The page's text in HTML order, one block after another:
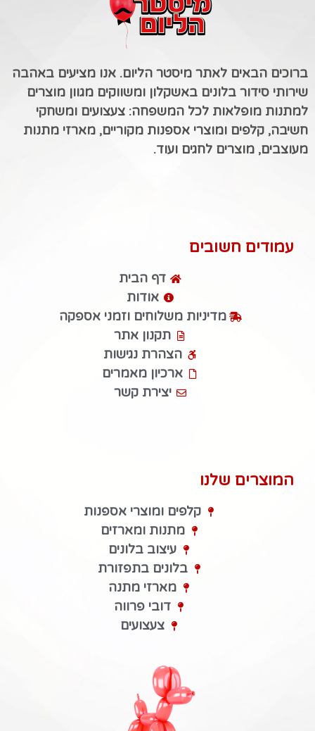
ברוכים הבאים לאתר מיסטר הליום. אנו מציעים באהבה
שירותי סידור בלונים באשקלון ומשווקים מגוון מוצרים
למתנות מופלאות לכל המשפחה: צעצועים ומשחקי
חשיבה, קלפים ומוצרי אספנות מקוריים, מארזי מתנות
מעוצבים, מוצרים לחגים ועוד.
עמודים חשובים
דף הבית
אודות
מדיניות משלוחים וזמני אספקה
תקנון אתר
הצהרת נגישות
ארכיון מאמרים
יצירת קשר
המוצרים שלנו
קלפים ומוצרי אספנות
מתנות ומארזים
עיצוב בלונים
בלונים בתפזורת
מארזי מתנה
דובי פרווה
צעצועים